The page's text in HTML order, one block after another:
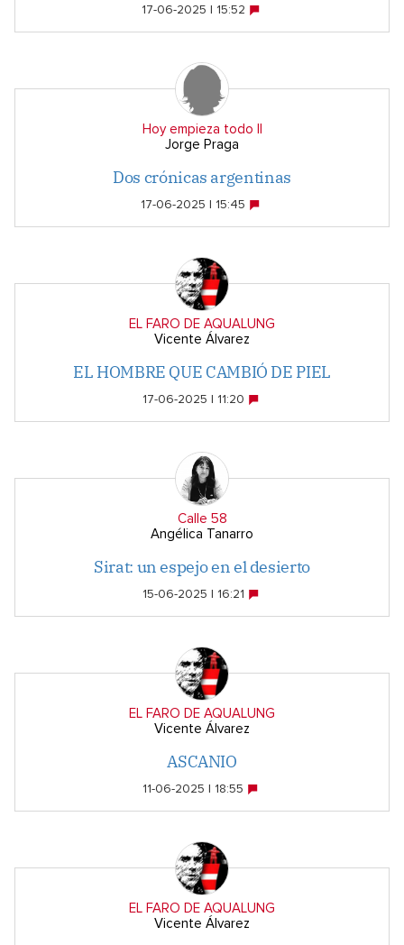
17-06-2025 | 15:52
Hoy empieza todo II
Jorge Praga
Dos crónicas argentinas
17-06-2025 | 15:45
EL FARO DE AQUALUNG
Vicente Álvarez
EL HOMBRE QUE CAMBIÓ DE PIEL
17-06-2025 | 11:20
Calle 58
Angélica Tanarro
Sirat: un espejo en el desierto
15-06-2025 | 16:21
EL FARO DE AQUALUNG
Vicente Álvarez
ASCANIO
11-06-2025 | 18:55
EL FARO DE AQUALUNG
Vicente Álvarez